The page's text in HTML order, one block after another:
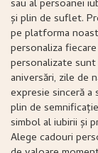
sau al persoanei
și plin de suflet.
pe platforma
personaliza
personalizate
aniversări, zile de
expresie sinceră
plin de
simbol al iubirii și
Alege cadouri